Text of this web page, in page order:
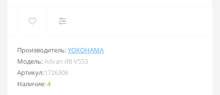
Производитель:YOKOHAMA
Модель:Advan dB V553
Артикул:t726306
Наличие:4